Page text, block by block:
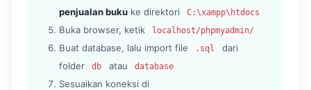
penjualan buku ke direktori C:\xampp\htdocs
Buka browser, ketik localhost/phpmyadmin/
Buat database, lalu import file .sql
dari
folder
db atau database
Sesuaikan koneksi di